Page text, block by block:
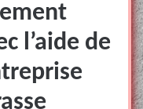
l’aide de